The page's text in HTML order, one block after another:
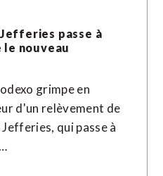
passe à
le nouveau
grimpe en
d'un relèvement de
qui passe à